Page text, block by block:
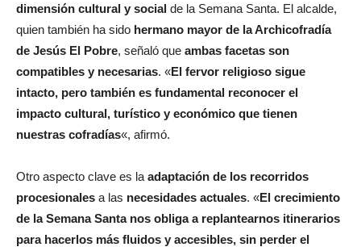
dimensión cultural y social de la Semana Santa. El alcalde,
quien también ha sido hermano mayor de la Archicofradía
de Jesús El Pobre, señaló que ambas facetas son
compatibles y necesarias. «El fervor religioso sigue
intacto, pero también es fundamental reconocer el
impacto cultural, turístico y económico que tienen
nuestras cofradías«, afirmó.
Otro aspecto clave es la adaptación de los recorridos
procesionales a las necesidades actuales. «El crecimiento
de la Semana Santa nos obliga a replantearnos itinerarios
para hacerlos más fluidos y accesibles, sin perder el